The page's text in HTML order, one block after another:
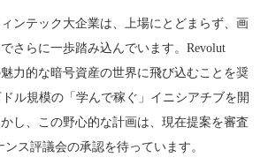
ンテック大企業は、上場にとどまらず、画
さらに一歩踏み込んでいます。Revolut
力的な暗号資産の世界に飛び込むことを奨
ル規模の「学んで稼ぐ」イニシアチブを開
し、この野心的な計画は、現在提案を審査
ス評議会の承認を待っています。